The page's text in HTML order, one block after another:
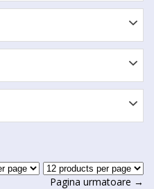
Pagina urmatoare →